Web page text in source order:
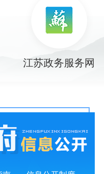
江苏政务服务网